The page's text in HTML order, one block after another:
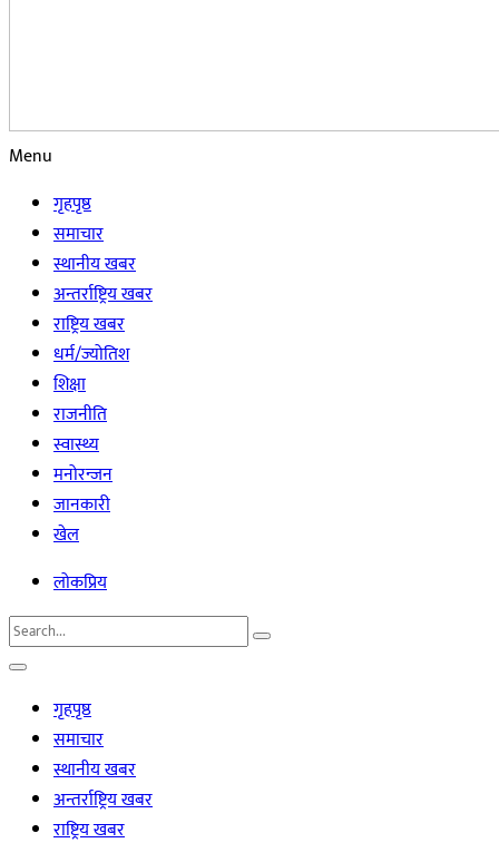
Menu
गृहपृष्ठ
समाचार
स्थानीय खबर
अन्तर्राष्ट्रिय खबर
राष्ट्रिय खबर
धर्म/ज्योतिश
शिक्षा
राजनीति
स्वास्थ्य
मनोरन्जन
जानकारी
खेल
लोकप्रिय
गृहपृष्ठ
समाचार
स्थानीय खबर
अन्तर्राष्ट्रिय खबर
राष्ट्रिय खबर